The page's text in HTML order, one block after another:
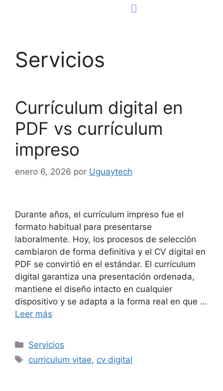
Servicios
Currículum digital en
PDF vs currículum
impreso
enero 6, 2026 por Uguaytech
Durante años, el currículum impreso fue el
formato habitual para presentarse
laboralmente. Hoy, los procesos de selección
cambiaron de forma definitiva y el CV digital en
PDF se convirtió en el estándar. El currículum
digital garantiza una presentación ordenada,
mantiene el diseño intacto en cualquier
dispositivo y se adapta a la forma real en que …
Leer más
Servicios
curriculum vitae, cv digital